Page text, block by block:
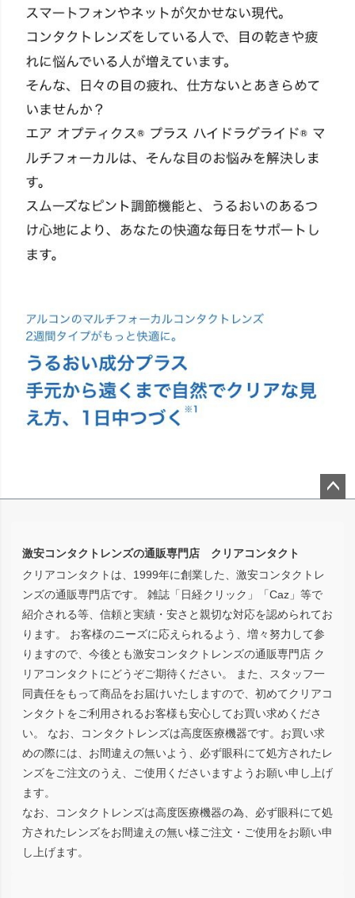
激安コンタクトレンズの通販専門店 クリアコンタクト
クリアコンタクトは、1999年に創業した、激安コンタクトレ
ンズの通販専門店です。 雑誌「日経クリック」「Caz」等で
紹介される等、信頼と実績・安さと親切な対応を認められてお
ります。 お客様のニーズに応えられるよう、増々努力して参
りますので、今後とも激安コンタクトレンズの通販専門店 ク
リアコンタクトにどうぞご期待ください。 また、スタッフ一
同責任をもって商品をお届けいたしますので、初めてクリアコ
ンタクトをご利用されるお客様も安心してお買い求めくださ
い。 なお、コンタクトレンズは高度医療機器です。お買い求
めの際には、お間違えの無いよう、必ず眼科にて処方されたレ
ンズをご注文のうえ、ご使用くださいますようお願い申し上げ
ます。
なお、コンタクトレンズは高度医療機器の為、必ず眼科にて処
方されたレンズをお間違えの無い様ご注文・ご使用をお願い申
し上げます。